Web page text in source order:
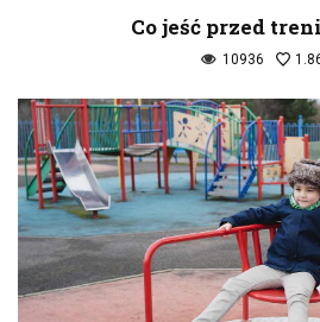
Co jeść przed
10936